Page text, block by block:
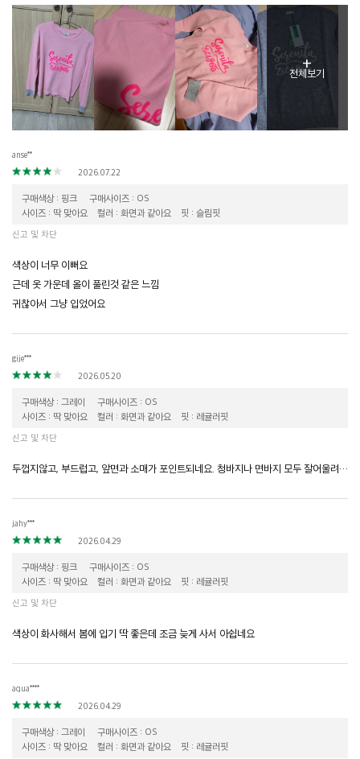
+
전체보기
anse**
2026.07.22
구매색상 : 핑크
구매사이즈 : OS
사이즈 : 딱 맞아요
컬러 : 화면과 같아요 핏 : 슬림핏
신고 및 차단
색상이 너무 이뻐요
근데 옷 가운데 올이 풀린것 같은 느낌
귀찮아서 그냥 입었어요
gije***
2026.05.20
구매색상 : 그레이
구매사이즈 : OS
사이즈 : 딱 맞아요
컬러 : 화면과 같아요 핏 : 레귤러핏
신고 및 차단
두껍지않고, 부드럽고, 앞면과 소매가 포인트되네요. 청바지나 면바지 모두 잘어울려요.
jahy***
2026.04.29
구매색상 : 핑크
구매사이즈 : OS
사이즈 : 딱 맞아요
컬러 : 화면과 같아요 핏 : 레귤러핏
신고 및 차단
색상이 화사해서 봄에 입기 딱 좋은데 조금 늦게 사서 아쉽네요
aqua****
2026.04.29
구매색상 : 그레이
구매사이즈 : OS
사이즈 : 딱 맞아요
컬러 : 화면과 같아요 핏 : 레귤러핏